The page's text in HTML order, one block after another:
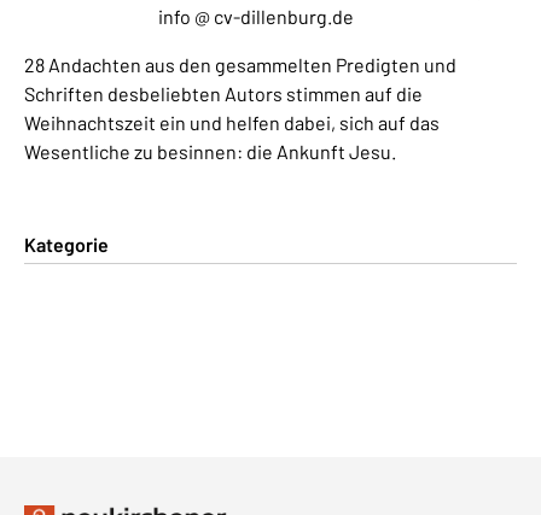
info @ cv-dillenburg.de
28 Andachten aus den gesammelten Predigten und
Schriften desbeliebten Autors stimmen auf die
Weihnachtszeit ein und helfen dabei, sich auf das
Wesentliche zu besinnen: die Ankunft Jesu.
Kategorie